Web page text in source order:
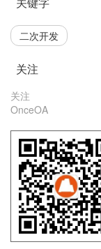
二次开发
关注
关注
OnceOA